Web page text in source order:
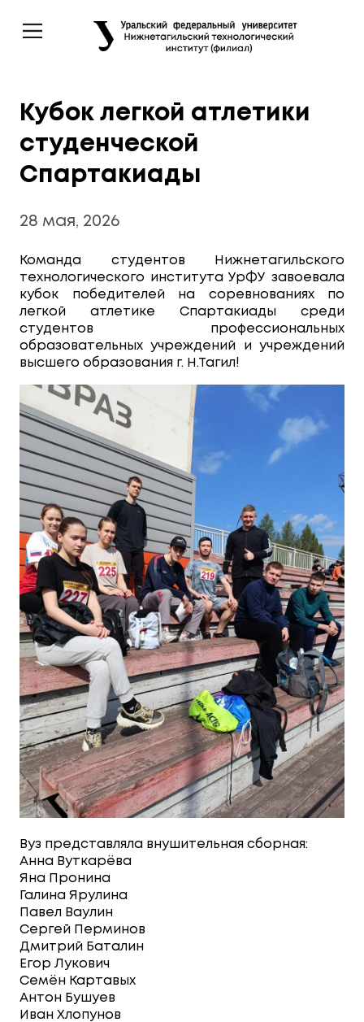
Кубок легкой атлетики
студенческой
Спартакиады
28 мая, 2026
Команда студентов Нижнетагильского
технологического института УрФУ завоевала
кубок победителей на соревнованиях по
легкой атлетике Спартакиады среди
студентов профессиональных
образовательных учреждений и учреждений
высшего образования г. Н.Тагил!
Вуз представляла внушительная сборная:
Анна Вуткарёва
Яна Пронина
Галина Ярулина
Павел Ваулин
Сергей Перминов
Дмитрий Баталин
Егор Лукович
Семён Картавых
Антон Бушуев
Иван Хлопунов